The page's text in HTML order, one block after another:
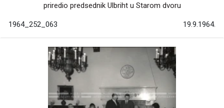
priredio predsednik Ulbriht u Starom dvoru
1964_252_063 19.9.1964.